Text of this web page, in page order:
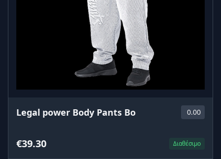
Legal power Body Pants Bo 0.00
€39.30 Διαθέσιμο